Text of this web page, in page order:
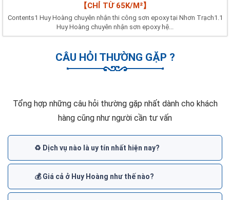
【CHỈ TỪ 65K/M²】
Contents1 Huy Hoàng chuyên nhận thi công sơn epoxy tại Nhơn Trạch1.1
Huy Hoàng chuyên nhận sơn epoxy hệ...
CÂU HỎI THƯỜNG GẶP ?
Tổng hợp những câu hỏi thường gặp nhất dành cho khách
hàng cũng như người cần tư vấn
♻️ Dịch vụ nào là uy tín nhất hiện nay?
💰 Giá cả ở Huy Hoàng như thế nào?